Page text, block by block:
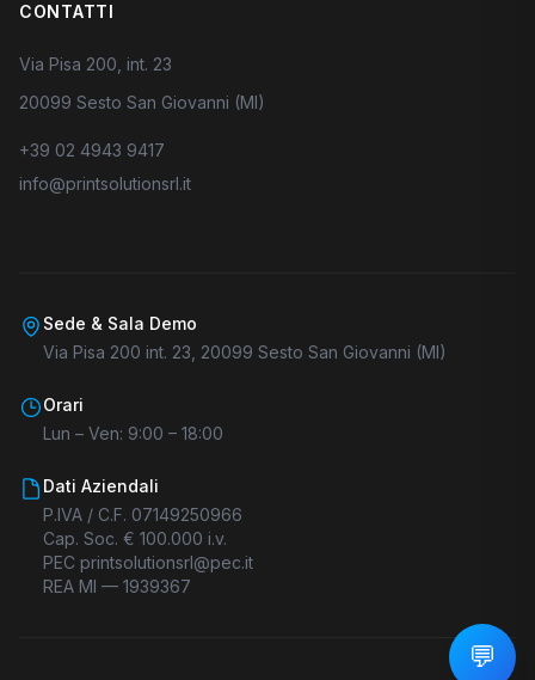
CONTATTI
Via Pisa 200, int. 23
20099 Sesto San Giovanni (MI)
+39 02 4943 9417
info@printsolutionsrl.it
Sede & Sala Demo
Via Pisa 200 int. 23, 20099 Sesto San Giovanni (MI)
Orari
Lun – Ven: 9:00 – 18:00
Dati Aziendali
P.IVA / C.F. 07149250966
Cap. Soc. € 100.000 i.v.
PEC printsolutionsrl@pec.it
REA MI — 1939367
💬